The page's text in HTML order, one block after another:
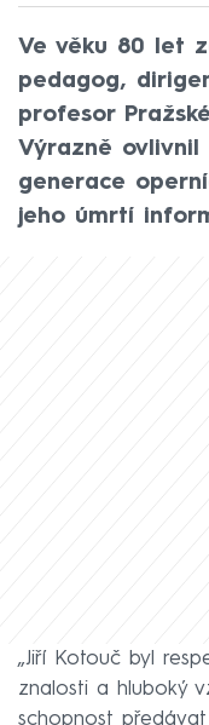
Ve věku 80 let
pedagog,
profesor
Výrazně ovlivnil
generace
jeho úmrtí
„Jiří Kotouč byl
znalosti a hluboký
schopnost předávat